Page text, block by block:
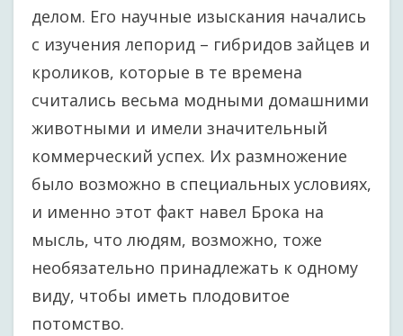
делом. Его научные изыскания начались
с изучения лепорид – гибридов зайцев и
кроликов, которые в те времена
считались весьма модными домашними
животными и имели значительный
коммерческий успех. Их размножение
было возможно в специальных условиях,
и именно этот факт навел Брока на
мысль, что людям, возможно, тоже
необязательно принадлежать к одному
виду, чтобы иметь плодовитое
потомство.